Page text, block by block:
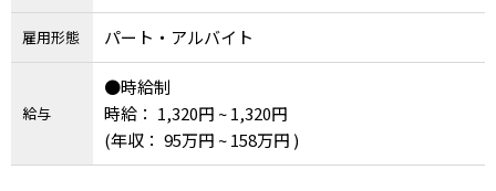
雇用形態 パート・アルバイト
給与
●時給制
時給： 1,320円 ~ 1,320円
(年収： 95万円 ~ 158万円 )